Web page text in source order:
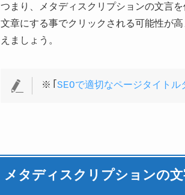
つまり、メタディスクリプションの文言
文章にする事でクリックされる可能性が
えましょう。
※「 SEOで適切なページタイトル
メタディスクリプションの